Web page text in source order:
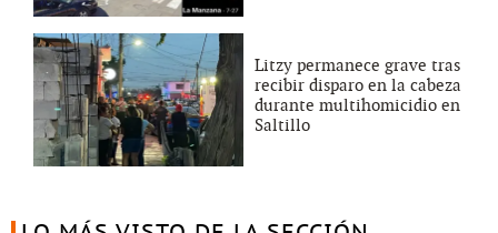
Litzy permanece grave tras
recibir disparo en la cabeza
durante multihomicidio en
Saltillo